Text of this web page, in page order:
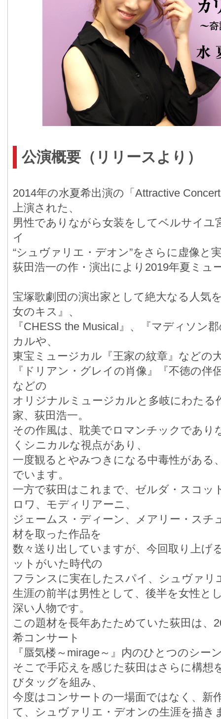
公演概要（リリースより）
2014年の水夏希出演の「Attractive
上演された、
男性でありながら女装をしてベルサイユ
イ
“シュヴァリエ・デオン”をさらに虚像と
荻田浩一の作・演出により2019年夏ミュ
宝塚歌劇団の演出家として絶大なる人気
女のキス』、
『CHESS the Musical』、『マディソン
カルや、
東宝ミュージカル『王家の紋章』などの
『ドリアン・グレイの肖像』『不徳の伴
などの
オリジナルミュージカルと多岐にわたる
家、荻田浩一。
その作風は、耽美でロマンチックであり
くシニカルな視点があり、
一度観るとやみつきになる中毒性がある
でいます。
一方で荻田はこれまで、ゼルダ・スコッ
ロワ、モディリアーニ、
ジェームス・ディーン、メアリー・スチ
材を取った作品を
数々送り出していますが、今回取り上げ
ットがいた時代の
フランスに実在したスパイ、シュヴァリ
生涯の前半は男性として、後半を女性と
深い人物です。
この題材を長年あたためていた荻田は、
希コンサート
『蜃気楼～mirage～』内のひとつのシー
そこで手応えを感じた荻田はさらに構想
びタッグを組み、
今度はコンサートの一場面ではなく、新
て、シュヴァリエ・デオンの生涯を描き